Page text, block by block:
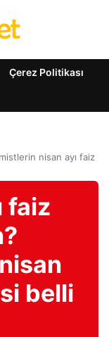
Çerez Politikası
nisan ayı faiz
faiz
belli